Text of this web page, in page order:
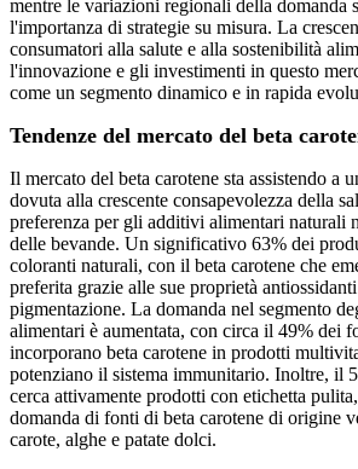
mentre le variazioni regionali della domanda
l'importanza di strategie su misura. La
consumatori alla salute e alla sostenibilità
l'innovazione e gli investimenti in questo
come un segmento dinamico e in rapida
Tendenze del mercato del beta
Il mercato del beta carotene sta assistendo a
dovuta alla crescente consapevolezza della
preferenza per gli additivi alimentari naturali
delle bevande. Un significativo 63% dei
coloranti naturali, con il beta carotene che
preferita grazie alle sue proprietà
pigmentazione. La domanda nel segmento
alimentari è aumentata, con circa il 49% dei
incorporano beta carotene in prodotti
potenziano il sistema immunitario. Inoltre, il
cerca attivamente prodotti con etichetta
domanda di fonti di beta carotene di origine
carote, alghe e patate dolci.